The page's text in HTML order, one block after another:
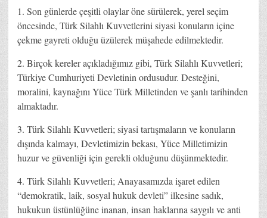
1. Son günlerde çeşitli olaylar öne sürülerek, yerel seçim
öncesinde, Türk Silahlı Kuvvetlerini siyasi konuların içine
çekme gayreti olduğu üzülerek müşahede edilmektedir.
2. Birçok kereler açıkladığımız gibi, Türk Silahlı Kuvvetleri;
Türkiye Cumhuriyeti Devletinin ordusudur. Desteğini,
moralini, kaynağını Yüce Türk Milletinden ve şanlı tarihinden
almaktadır.
3. Türk Silahlı Kuvvetleri; siyasi tartışmaların ve konuların
dışında kalmayı, Devletimizin bekası, Yüce Milletimizin
huzur ve güvenliği için gerekli olduğunu düşünmektedir.
4. Türk Silahlı Kuvvetleri; Anayasamızda işaret edilen
“demokratik, laik, sosyal hukuk devleti” ilkesine sadık,
hukukun üstünlüğüne inanan, insan haklarına saygılı ve anti